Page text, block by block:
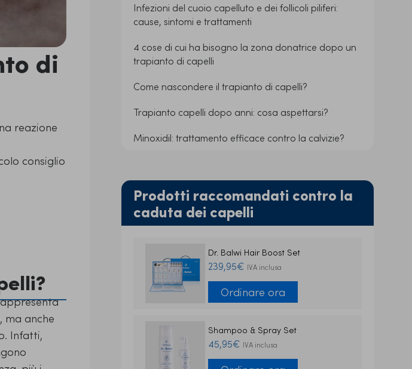
di
reazione
consiglio
ma anche
Infatti,
Infezioni del cuoio capelluto e dei follicoli piliferi:
cause, sintomi e trattamenti
4 cose di cui ha bisogno la zona donatrice dopo un
trapianto di capelli
Come nascondere il trapianto di capelli?
Trapianto capelli dopo anni: cosa aspettarsi?
Minoxidil: trattamento efficace contro la calvizie?
Prodotti raccomandati contro la
caduta dei capelli
Dr. Balwi Hair Boost Set
239,95€ IVA inclusa
Ordinare ora
Shampoo & Spray Set
45,95€ IVA inclusa